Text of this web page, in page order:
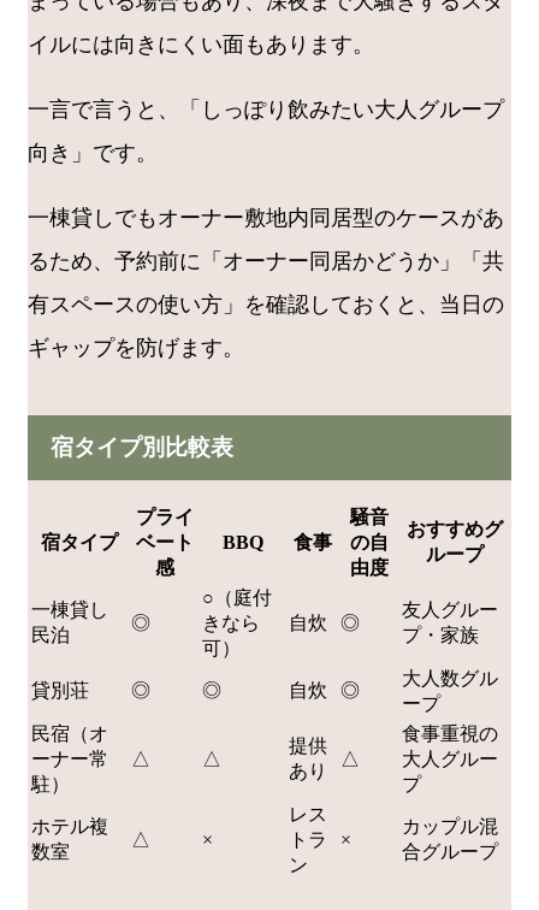
イルには向きにくい面もあります。
一言で言うと、「しっぽり飲みたい大人グループ
向き」です。
一棟貸しでもオーナー敷地内同居型のケースがあ
るため、予約前に「オーナー同居かどうか」「共
有スペースの使い方」を確認しておくと、当日の
ギャップを防げます。
宿タイプ別比較表
宿タイプ
プライ
ベート
感
BBQ 食事
騒音
の自
由度
おすすめグ
ループ
一棟貸し
民泊
◎
○（庭付
きなら
可）
自炊 ◎
友人グルー
プ・家族
貸別荘 ◎ ◎ 自炊 ◎
大人数グル
ープ
民宿（オ
ーナー常
駐）
△ △
提供
あり
△
食事重視の
大人グルー
プ
ホテル複
数室
△ ×
レス
トラ
ン
×
カップル混
合グループ